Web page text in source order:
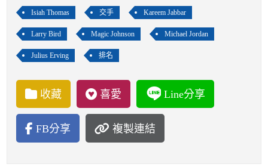
Isiah Thomas 交手 Kareem Jabbar
Larry Bird Magic Johnson Michael Jordan
Julius Erving 排名
收藏 喜愛 Line分享
FB分享 複製連結